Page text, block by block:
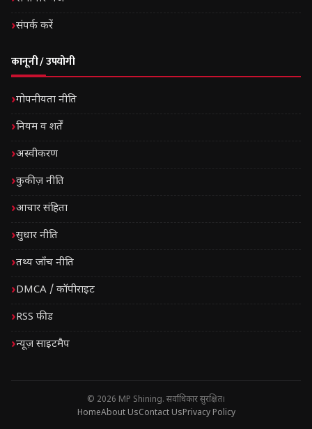
संपर्क करें
कानूनी / उपयोगी
गोपनीयता नीति
नियम व शर्तें
अस्वीकरण
कुकीज़ नीति
आचार संहिता
सुधार नीति
तथ्य जाँच नीति
DMCA / कॉपीराइट
RSS फीड
न्यूज़ साइटमैप
© 2026 MP Shining. सर्वाधिकार सुरक्षित।
HomeAbout UsContact UsPrivacy Policy